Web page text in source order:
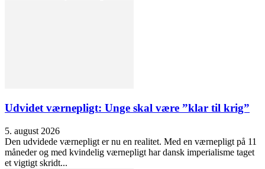
Udvidet værnepligt: Unge skal være ”klar til krig”
5. august 2026
Den udvidede værnepligt er nu en realitet. Med en værnepligt på 11
måneder og med kvindelig værnepligt har dansk imperialisme taget
et vigtigt skridt...